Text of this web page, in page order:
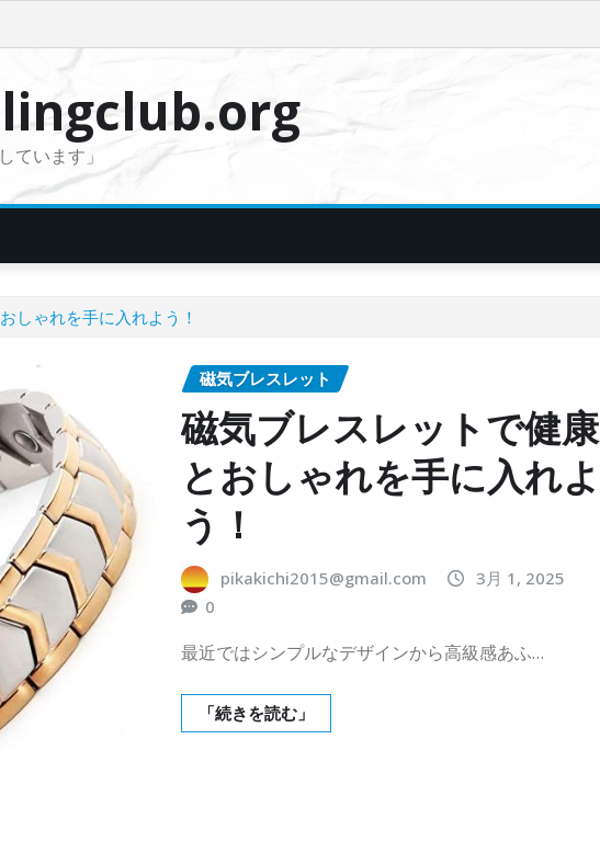
ています」
しゃれを手に入れよう！
磁気ブレスレット
磁気ブレスレットで健康
とおしゃれを手に入れよ
う！
pikakichi2015@gmail.com
3月 1, 2025
0
最近ではシンプルなデザインから高級感あふ…
「続きを読む」